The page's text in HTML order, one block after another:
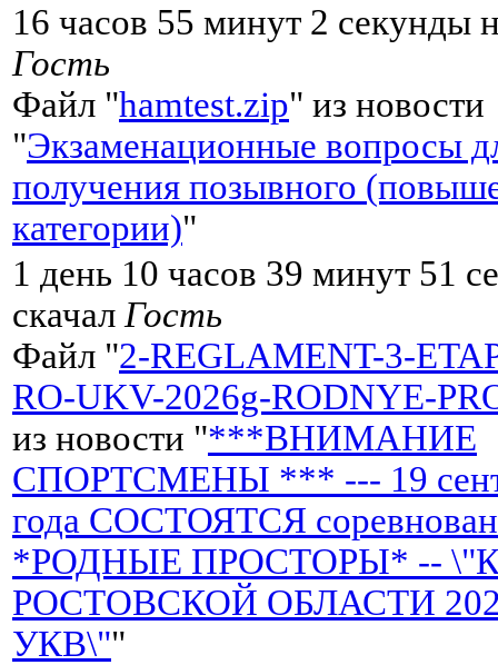
16 часов 55 минут 2 секунды
Гость
Файл "hamtest.zip" из новости
"Экзаменационные вопросы
получения позывного
категории)"
1 день 10 часов 39 минут 51
скачал Гость
Файл "2-REGLAMENT-3-
RO-UKV-2026g-RODNYE-
из новости "***ВНИМАНИЕ
СПОРТСМЕНЫ *** --- 19
года СОСТОЯТСЯ
*РОДНЫЕ ПРОСТОРЫ* --
РОСТОВСКОЙ ОБЛАСТИ 2026
УКВ\""